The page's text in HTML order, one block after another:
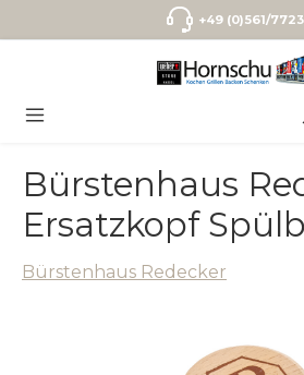
Zum Hauptinhalt springen
+49 (0)561/
Bürstenhaus
Ersatzkopf
Bürstenhaus Redecker
Bildergalerie überspringen